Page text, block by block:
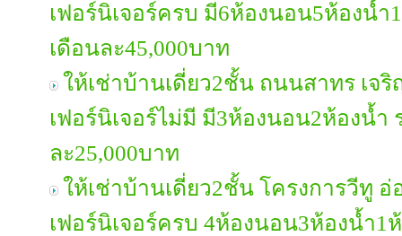
เฟอร์นิเจอร์ครบ มี6ห้องนอน5ห้องน้ำ
เดือนละ45,000บาท
ให้เช่าบ้านเดี่ยว2ชั้น ถนนสาทร เจ
เฟอร์นิเจอร์ไม่มี มี3ห้องนอน2ห้องน้ำ
ละ25,000บาท
ให้เช่าบ้านเดี่ยว2ชั้น โครงการวีทู
เฟอร์นิเจอร์ครบ 4ห้องนอน3ห้องน้ำ1